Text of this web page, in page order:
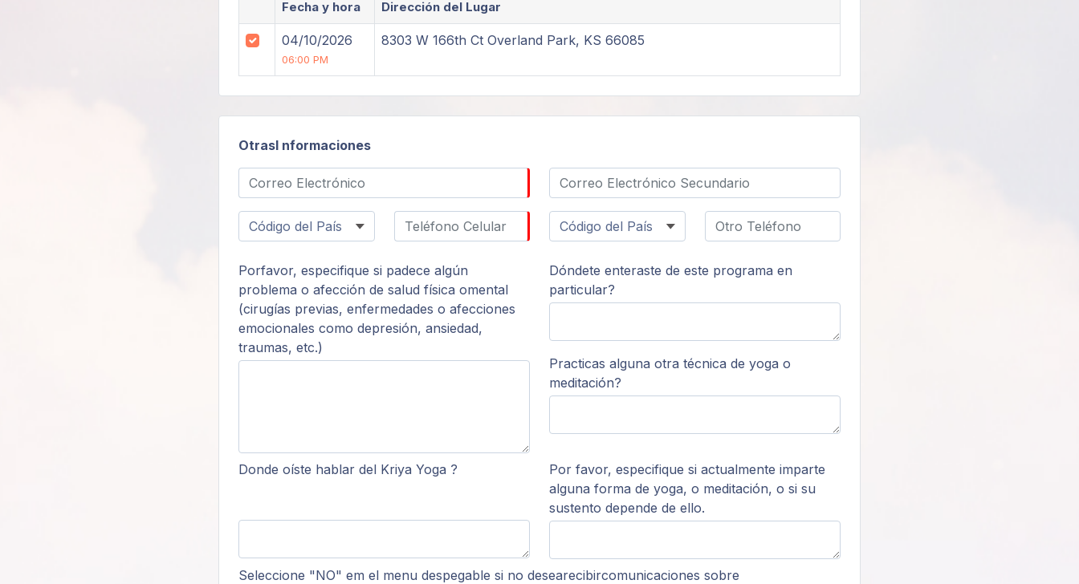
Fecha y hora Dirección del Lugar
04/10/2026
06:00 PM
8303 W 166th Ct Overland Park, KS 66085
OtrasI nformaciones
Porfavor, especifique si padece algún
problema o afección de salud física omental
(cirugías previas, enfermedades o afecciones
emocionales como depresión, ansiedad,
traumas, etc.)
Dóndete enteraste de este programa en
particular?
Practicas alguna otra técnica de yoga o
meditación?
Donde oíste hablar del Kriya Yoga ?
Por favor, especifique si actualmente imparte
alguna forma de yoga, o meditación, o si su
sustento depende de ello.
Seleccione "NO" em el menu despegable si no desearecibircomunicaciones sobre